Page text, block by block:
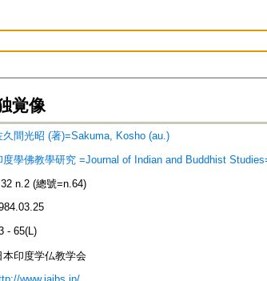
覚像
久間光昭 (著)=Sakuma, Kosho (au.)
度學佛教學研究 =Journal of Indian and Buddhist
n.2 (總號=n.64)
- 65(L)
本印度学仏教学会